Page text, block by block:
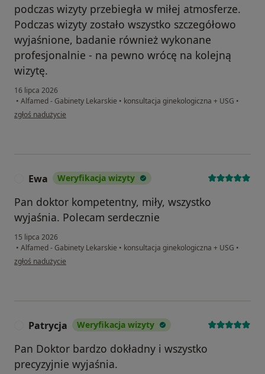
podczas wizyty przebiegła w miłej atmosferze.
Podczas wizyty zostało wszystko szczegółowo
wyjaśnione, badanie również wykonane
profesjonalnie - na pewno wrócę na kolejną
wizytę.
16 lipca 2026
• Alfamed - Gabinety Lekarskie • konsultacja ginekologiczna + USG •
w opinii użytkownika Magda
zgłoś nadużycie
Ewa Weryfikacja wizyty
Pan doktor kompetentny, miły, wszystko
wyjaśnia. Polecam serdecznie
15 lipca 2026
• Alfamed - Gabinety Lekarskie • konsultacja ginekologiczna + USG •
w opinii użytkownika Ewa
zgłoś nadużycie
Patrycja Weryfikacja wizyty
Pan Doktor bardzo dokładny i wszystko
precyzyjnie wyjaśnia.